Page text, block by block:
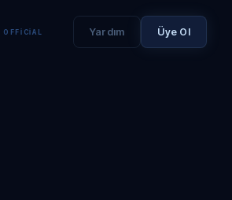
OFFICIAL Yardım Üye Ol